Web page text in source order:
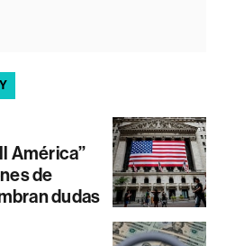
América”
de
dudas